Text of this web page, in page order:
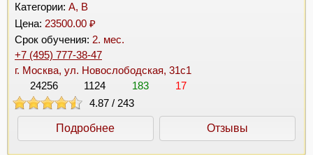
Категории: A, B
Цена: 23500.00 ₽
Срок обучения: 2. мес.
+7 (495) 777-38-47
г. Москва, ул. Новослободская, 31с1
24256
1124 183
17
4.87 / 243
Подробнее Отзывы